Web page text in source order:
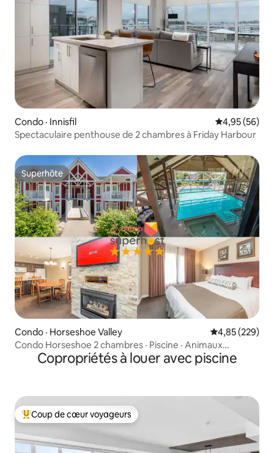
Condo · Innisfil Note
4,95 (56)
Spectaculaire penthouse de 2 chambres à Friday Harbour
Superhôte
Superhôte
Condo · Horseshoe Valley Note
4,85 (229)
Condo Horseshoe 2 chambres · Piscine · Animaux
acceptésCopropriétés à louer avec piscine
Coup de cœur voyageurs parmi les plus aimés
Coup de cœur voyageurs